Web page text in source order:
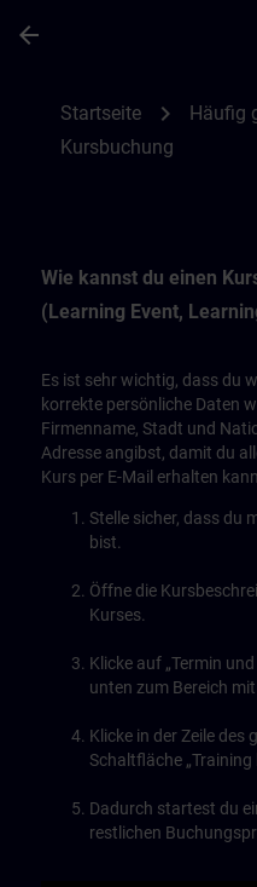
arrow_back
Startseite chevron_right Häufig
Kursbuchung
Wie kannst du einen
(Learning Event,
Es ist sehr wichtig, dass du
korrekte persönliche Daten
Firmenname, Stadt und
Adresse angibst, damit du
Kurs per E-Mail erhalten
Stelle sicher, dass du
bist.
Öffne die
Kurses.
Klicke auf „Termin
unten zum Bereich
Klicke in der Zeile
Schaltfläche „Training
Dadurch startest du
restlichen